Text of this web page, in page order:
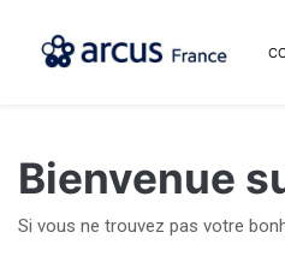
Bienvenue
Si vous ne trouvez pas votre